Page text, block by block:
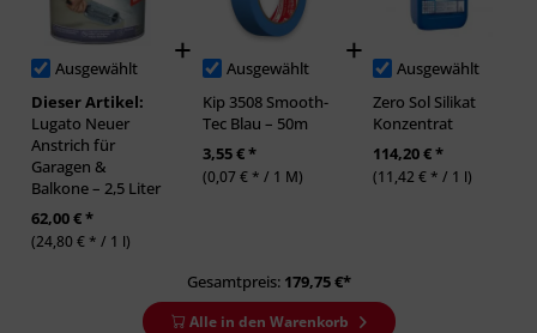
Ausgewählt
Dieser Artikel:
Lugato Neuer
Anstrich für
Garagen &
Balkone – 2,5 Liter
62,00 € *
(24,80 € * / 1 l)
Ausgewählt
Kip 3508 Smooth-
Tec Blau – 50m
3,55 € *
(0,07 € * / 1 M)
Ausgewählt
Zero Sol Silikat
Konzentrat
114,20 € *
(11,42 € * / 1 l)
Gesamtpreis: 179,75€*
Alle in den Warenkorb